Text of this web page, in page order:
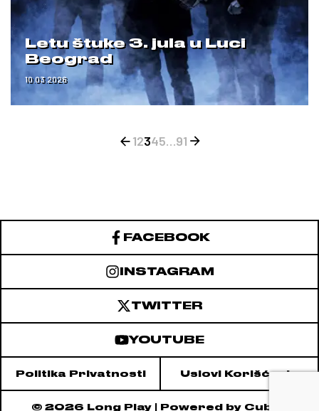
Letu štuke 3. jula u Luci
Beograd
10.03.2026
12345…91
FACEBOOK
INSTAGRAM
TWITTER
YOUTUBE
Politika Privatnosti Uslovi Korišćenja
© 2026 Long Play| Powered by Cubes